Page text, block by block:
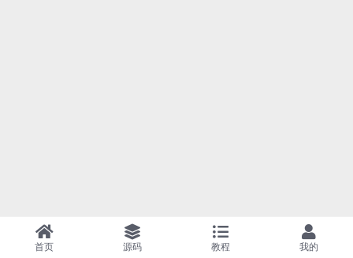
首页 源码 教程 我的